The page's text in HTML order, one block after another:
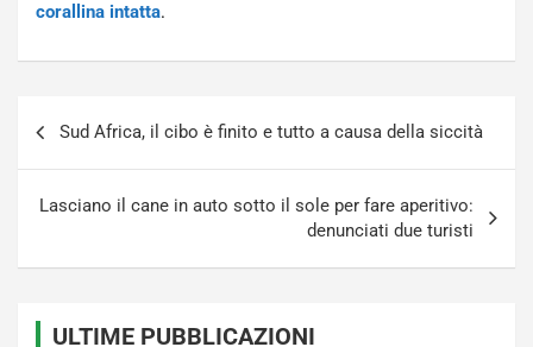
corallina intatta.
Sud Africa, il cibo è finito e tutto a causa della siccità
Lasciano il cane in auto sotto il sole per fare aperitivo:
denunciati due turisti
ULTIME PUBBLICAZIONI